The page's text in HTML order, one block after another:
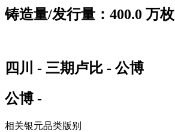
铸造量/发行量：400.0 万枚
四川 - 三期卢比 - 公博
公博 -
相关银元品类版别